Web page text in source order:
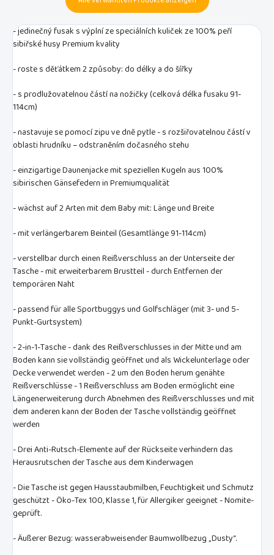
- jedinečný fusak s výplní ze speciálních kuliček ze 100% peří
sibiřské husy Premium kvality
- roste s děťátkem 2 způsoby: do délky a do šířky
- s prodlužovatelnou částí na nožičky (celková délka fusaku 91-
114cm)
- nastavuje se pomocí zipu ve dně pytle - s rozšiřovatelnou částí v
oblasti hrudníku – odstraněním dočasného stehu
- einzigartige Daunenjacke mit speziellen Kugeln aus 100%
sibirischen Gänsefedern in Premiumqualität
- wächst auf 2 Arten mit dem Baby mit: Länge und Breite
- mit verlängerbarem Beinteil (Gesamtlänge 91-114cm)
- verstellbar durch einen Reißverschluss an der Unterseite der
Tasche - mit erweiterbarem Brustteil - durch Entfernen der
temporären Naht
- passend für alle Sportbuggys und Golfschläger (mit 3- und 5-
Punkt-Gurtsystem)
- 2-in-1-Tasche - dank des Reißverschlusses in der Mitte und am
Boden kann sie vollständig geöffnet und als Wickelunterlage oder
Decke verwendet werden - 2 um den Boden herum genähte
Reißverschlüsse - 1 Reißverschluss am Boden ermöglicht eine
Längenerweiterung durch Abnehmen des Reißverschlusses und mit
dem anderen kann der Boden der Tasche vollständig geöffnet
werden
- Drei Anti-Rutsch-Elemente auf der Rückseite verhindern das
Herausrutschen der Tasche aus dem Kinderwagen
- Die Tasche ist gegen Hausstaubmilben, Feuchtigkeit und Schmutz
geschützt - Öko-Tex 100, Klasse 1, für Allergiker geeignet - Nomite-
geprüft.
- Äußerer Bezug: wasserabweisender Baumwollbezug „Dusty“.